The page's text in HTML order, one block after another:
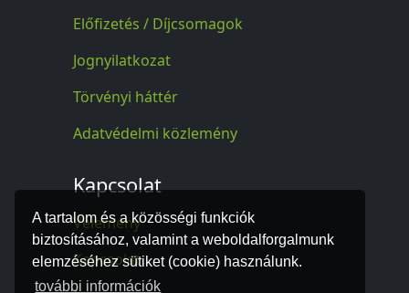
A tartalom és a közösségi funkciók
biztosításához, valamint a weboldalforgalmunk
elemzéséhez sütiket (cookie) használunk.
további információk
Előfizetés / Díjcsomagok
Jognyilatkozat
Törvényi háttér
Adatvédelmi közlemény
Kapcsolat
Vélemény
Kapcsolat